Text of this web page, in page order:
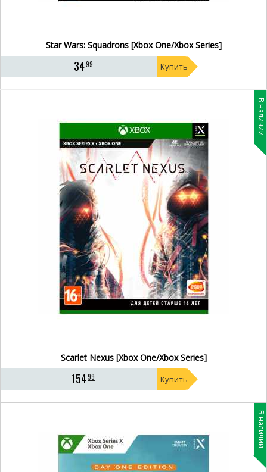
Star Wars: Squadrons [Xbox One/Xbox Series]
3499 Купить
В наличии
Scarlet Nexus [Xbox One/Xbox Series]
15499 Купить
В наличии